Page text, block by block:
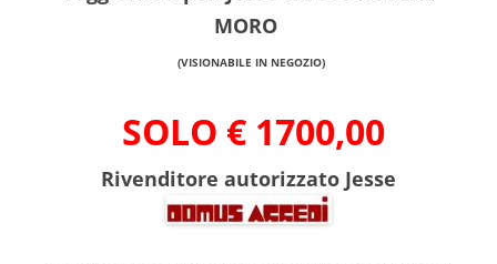
MORO
(VISIONABILE IN NEGOZIO)
SOLO € 1700,00
Rivenditore autorizzato Jesse